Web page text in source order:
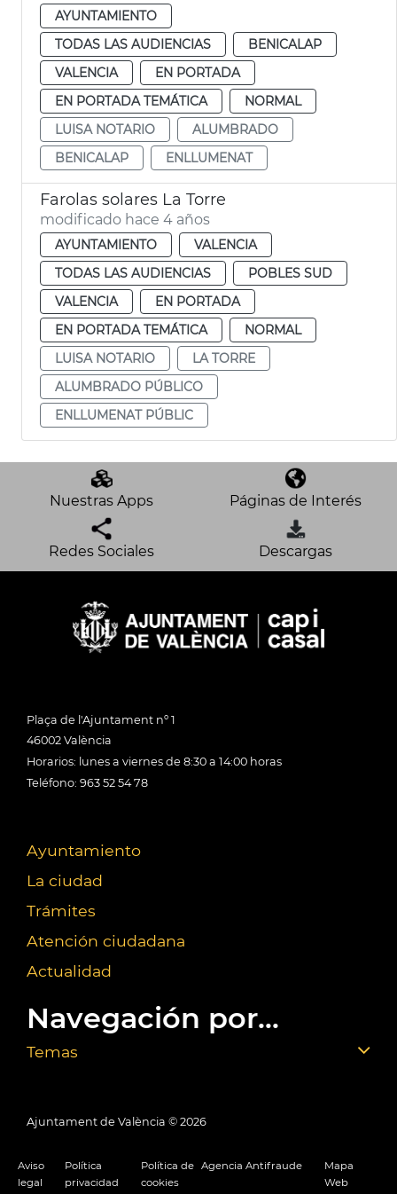
AYUNTAMIENTO
TODAS LAS AUDIENCIAS
BENICALAP
VALENCIA
EN PORTADA
EN PORTADA TEMÁTICA
NORMAL
LUISA NOTARIO
ALUMBRADO
BENICALAP
ENLLUMENAT
Farolas solares La Torre
modificado hace 4 años
AYUNTAMIENTO
VALENCIA
TODAS LAS AUDIENCIAS
POBLES SUD
VALENCIA
EN PORTADA
EN PORTADA TEMÁTICA
NORMAL
LUISA NOTARIO
LA TORRE
ALUMBRADO PÚBLICO
ENLLUMENAT PÚBLIC
Nuestras Apps Páginas de Interés
Redes Sociales Descargas
Plaça de l'Ajuntament nº 1
46002 València
Horarios: lunes a viernes de 8:30 a 14:00 horas
Teléfono: 963 52 54 78
Ayuntamiento
La ciudad
Trámites
Atención ciudadana
Actualidad
Navegación por...
Temas
Ajuntament de València © 2026
Aviso
legal
Política
privacidad
Política de
cookies
Agencia Antifraude
Mapa
Web